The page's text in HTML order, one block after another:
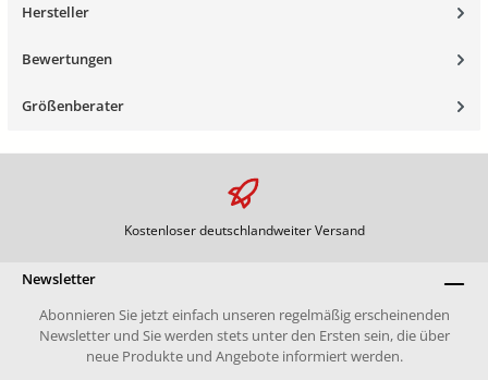
Hersteller
Bewertungen
Größenberater
Kostenloser deutschlandweiter Versand
Newsletter
Abonnieren Sie jetzt einfach unseren regelmäßig erscheinenden
Newsletter und Sie werden stets unter den Ersten sein, die über
neue Produkte und Angebote informiert werden.